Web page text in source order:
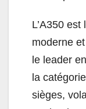
L’A350
moderne
le leader
la
sièges,